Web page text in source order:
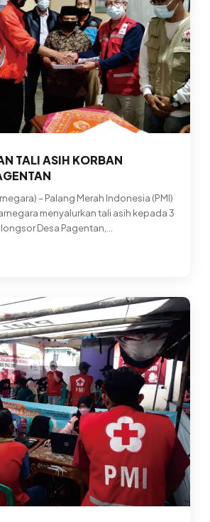
TALI ASIH KORBAN
– Palang Merah Indonesia (PMI)
menyalurkan tali asih kepada 3
Desa Pagentan,…